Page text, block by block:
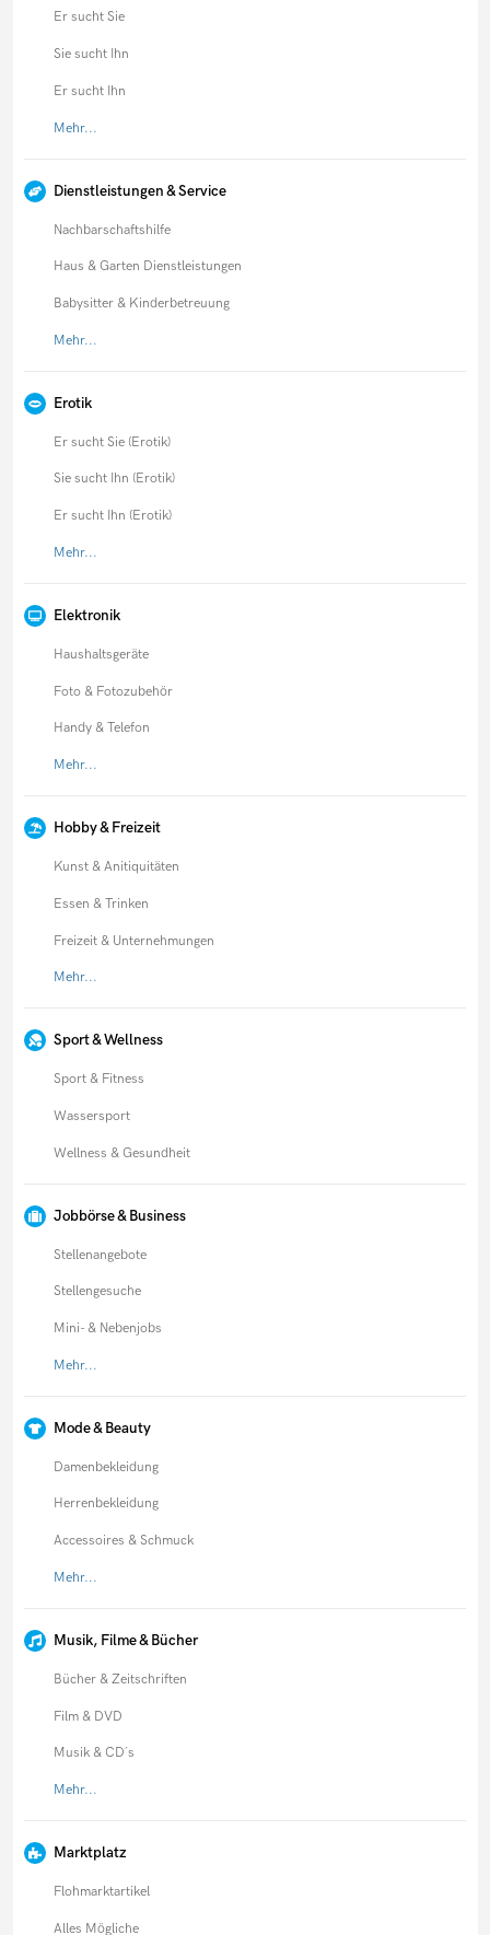
Er sucht Sie
Sie sucht Ihn
Er sucht Ihn
Mehr...
Dienstleistungen & Service
Nachbarschaftshilfe
Haus & Garten Dienstleistungen
Babysitter & Kinderbetreuung
Mehr...
Erotik
Er sucht Sie (Erotik)
Sie sucht Ihn (Erotik)
Er sucht Ihn (Erotik)
Mehr...
Elektronik
Haushaltsgeräte
Foto & Fotozubehör
Handy & Telefon
Mehr...
Hobby & Freizeit
Kunst & Anitiquitäten
Essen & Trinken
Freizeit & Unternehmungen
Mehr...
Sport & Wellness
Sport & Fitness
Wassersport
Wellness & Gesundheit
Jobbörse & Business
Stellenangebote
Stellengesuche
Mini- & Nebenjobs
Mehr...
Mode & Beauty
Damenbekleidung
Herrenbekleidung
Accessoires & Schmuck
Mehr...
Musik, Filme & Bücher
Bücher & Zeitschriften
Film & DVD
Musik & CD´s
Mehr...
Marktplatz
Flohmarktartikel
Alles Mögliche